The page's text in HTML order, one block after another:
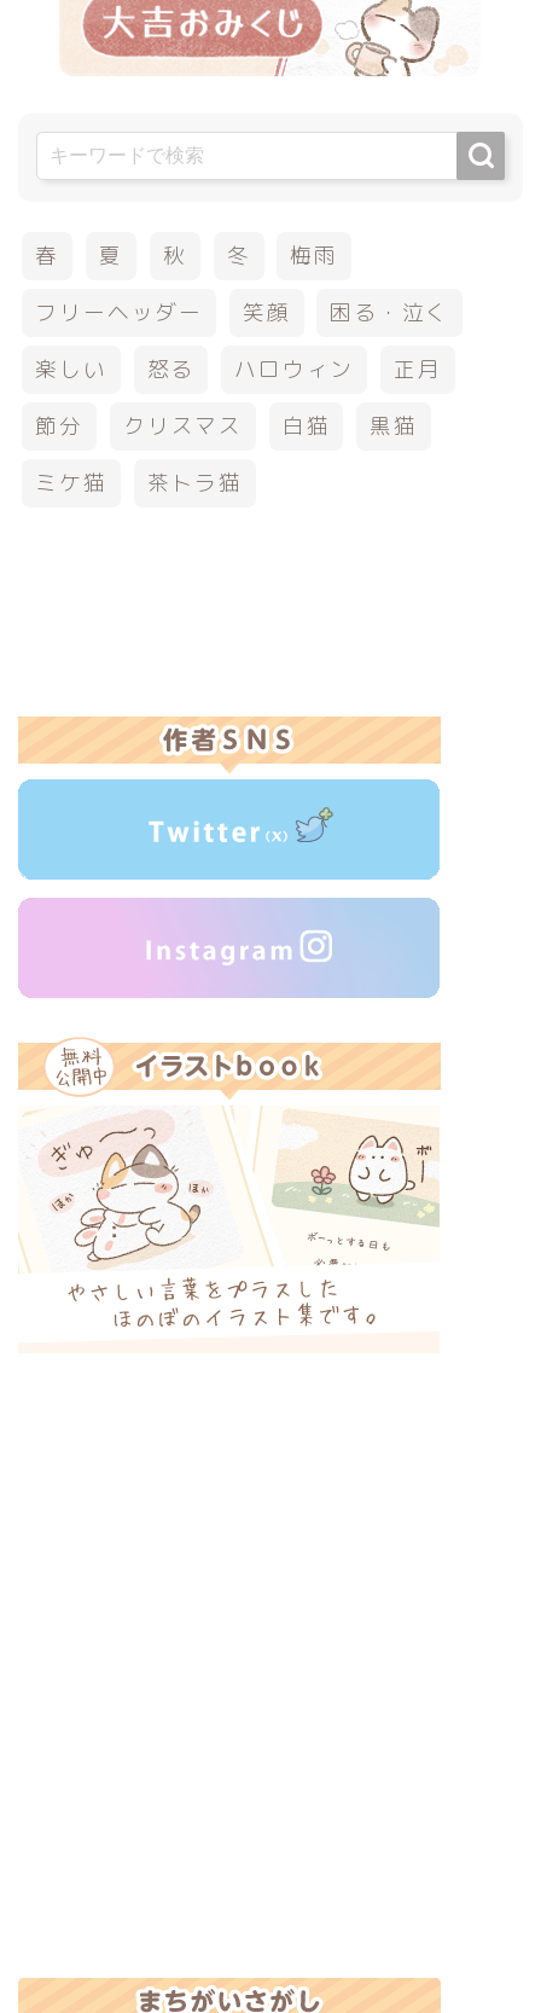
春 夏 秋 冬
梅雨
フリーヘッダー
笑顔
困る・泣く
楽しい
怒る ハロウィン
正月
節分
クリスマス 白猫
黒猫
ミケ猫
茶トラ猫